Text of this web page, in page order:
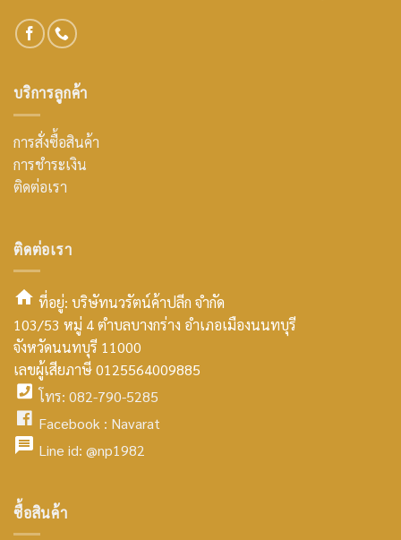
บริการลูกค้า
การสั่งซื้อสินค้า
การชำระเงิน
ติดต่อเรา
ติดต่อเรา
smt2
home
icon
ที่อยู่: บริษัทนวรัตน์ค้าปลีก จำกัด
103/53 หมู่ 4 ตำบลบางกร่าง อำเภอเมืองนนทบุรี
จังหวัดนนทบุรี 11000
เลขผู้เสียภาษี 0125564009885
facebook
icon
โทร: 082-790-5285
facebook
Facebook : Navarat
icon
Line id: @np1982
ซื้อสินค้า